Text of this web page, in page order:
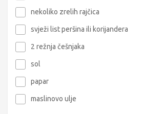
nekoliko zrelih rajčica
svježi list peršina ili korijandera
2 režnja češnjaka
sol
papar
maslinovo ulje